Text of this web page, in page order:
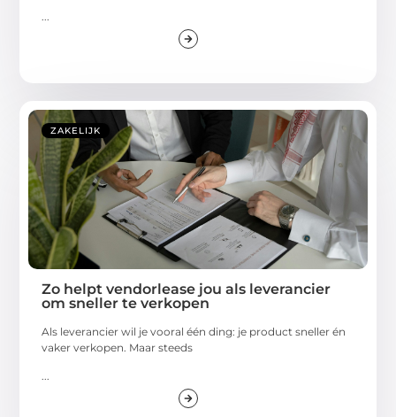
ZAKELIJK
Zo helpt vendorlease jou als leverancier
om sneller te verkopen
Als leverancier wil je vooral één ding: je product sneller én
vaker verkopen. Maar steeds
...